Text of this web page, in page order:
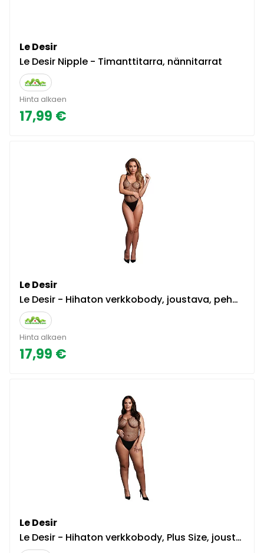
Le Desir
Le Desir Nipple - Timanttitarra, nännitarrat
Hinta alkaen
17,99 €
Le Desir
Le Desir - Hihaton verkkobody, joustava, pehmeä, seksikäs, monipuolinen, musta
Hinta alkaen
17,99 €
Le Desir
Le Desir - Hihaton verkkobody, Plus Size, joustava, seksikäs, monipuolinen, musta